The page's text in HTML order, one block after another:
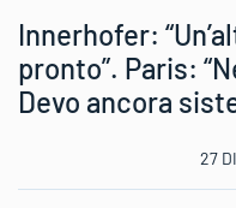
Innerhofer:
pronto”. Paris:
Devo ancora
27